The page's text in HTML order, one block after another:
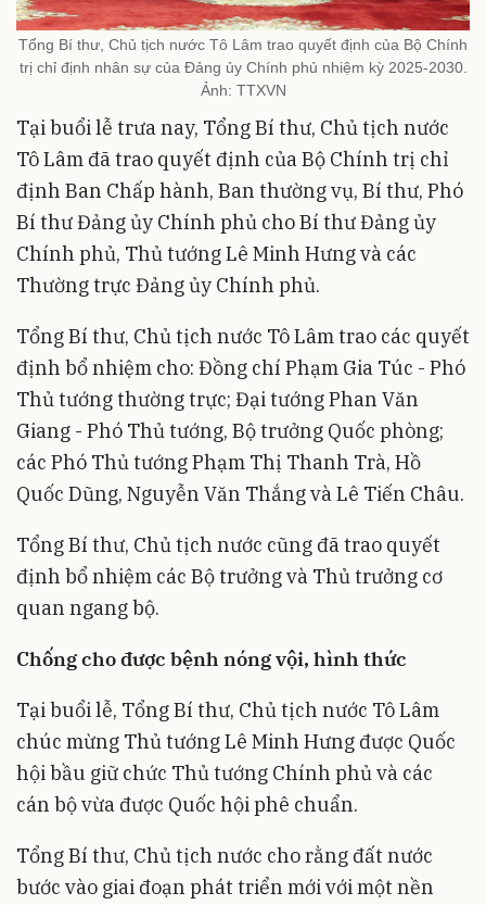
Tổng Bí thư, Chủ tịch nước Tô Lâm trao quyết định của Bộ Chính
trị chỉ định nhân sự của Đảng ủy Chính phủ nhiệm kỳ 2025-2030.
Ảnh: TTXVN
Tại buổi lễ trưa nay, Tổng Bí thư, Chủ tịch nước
Tô Lâm đã trao quyết định của Bộ Chính trị chỉ
định Ban Chấp hành, Ban thường vụ, Bí thư, Phó
Bí thư Đảng ủy Chính phủ cho Bí thư Đảng ủy
Chính phủ, Thủ tướng Lê Minh Hưng và các
Thường trực Đảng ủy Chính phủ.
Tổng Bí thư, Chủ tịch nước Tô Lâm trao các quyết
định bổ nhiệm cho: Đồng chí Phạm Gia Túc - Phó
Thủ tướng thường trực; Đại tướng Phan Văn
Giang - Phó Thủ tướng, Bộ trưởng Quốc phòng;
các Phó Thủ tướng Phạm Thị Thanh Trà, Hồ
Quốc Dũng, Nguyễn Văn Thắng và Lê Tiến Châu.
Tổng Bí thư, Chủ tịch nước cũng đã trao quyết
định bổ nhiệm các Bộ trưởng và Thủ trưởng cơ
quan ngang bộ.
Chống cho được bệnh nóng vội, hình thức
Tại buổi lễ, Tổng Bí thư, Chủ tịch nước Tô Lâm
chúc mừng Thủ tướng Lê Minh Hưng được Quốc
hội bầu giữ chức Thủ tướng Chính phủ và các
cán bộ vừa được Quốc hội phê chuẩn.
Tổng Bí thư, Chủ tịch nước cho rằng đất nước
bước vào giai đoạn phát triển mới với một nền